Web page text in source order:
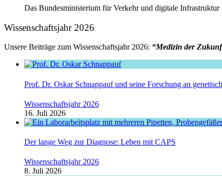
Das Bundesministerium für Verkehr und digitale
Wissenschaftsjahr 2026
Unsere Beiträge zum Wissenschaftsjahr 2026: “Medizin der
Prof. Dr. Oskar Schnappauf und seine Forschung an
Wissenschaftsjahr 2026
16. Juli 2026
Der lange Weg zur Diagnose: Leben mit CAPS
Wissenschaftsjahr 2026
8. Juli 2026